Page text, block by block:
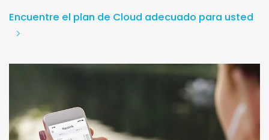
Encuentre el plan de Cloud adecuado para usted